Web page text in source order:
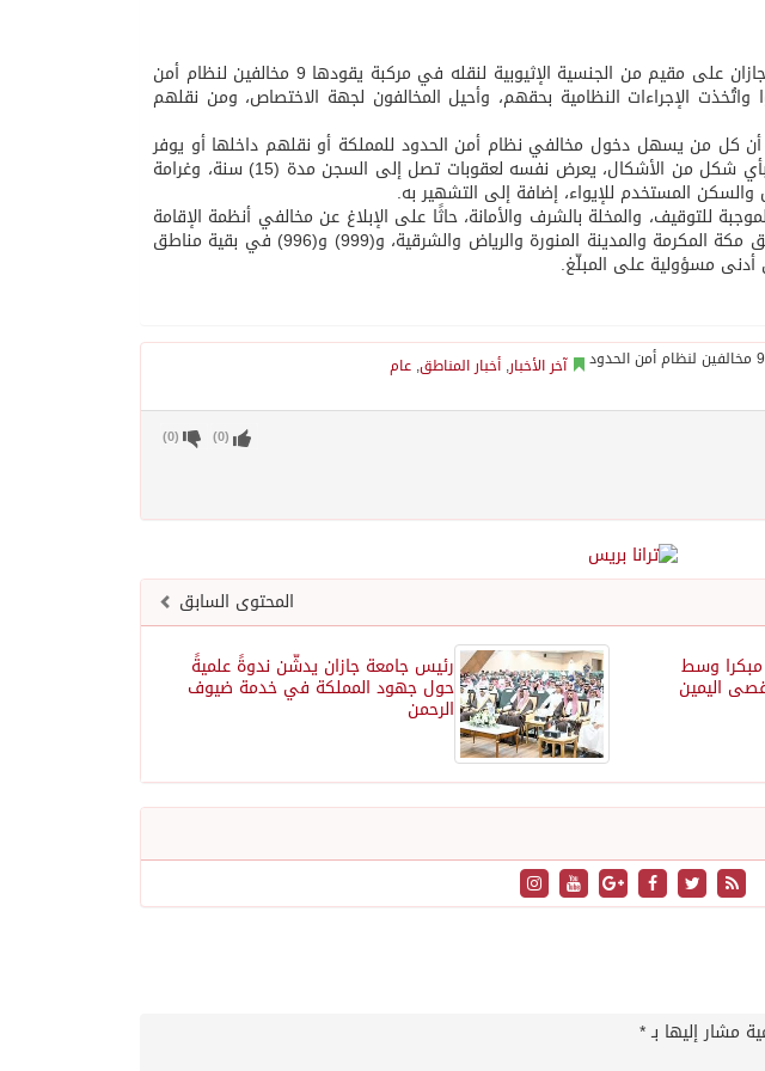
قبضت دوريات الإدارة العامة للمجاهدين بمنطقة جازان على مقيم من الجنسية الإثيوبية لنقله في مركبة يقودها 9 مخالفين لنظام أمن
واتُخذت الإجراءات النظامية بحقهم، وأحيل المخالفون لجهة الاختصاص، ومن نقلهم
أن كل من يسهل دخول مخالفي نظام أمن الحدود للمملكة أو نقلهم داخلها أو يوفر
لهم المأوى أو يقدم لهم أي مساعدة أو خدمة بأي شكل من الأشكال، يعرض نفسه لعقوبات تصل إلى السجن مدة (15) سنة، وغرامة
المستخدم للإيواء، إضافة إلى التشهير به.
للتوقيف، والمخلة بالشرف والأمانة، حاثًا على الإبلاغ عن مخالفي أنظمة الإقامة
والعمل وأمن الحدود على الرقم (911) في مناطق مكة المكرمة والمدينة المنورة والرياض والشرقية، و(999) و(996) في بقية مناطق
أدنى مسؤولية على المبلّغ.
آخر الأخبار, أخبار المناطق, عام
(
0
) (
0
)
المحتوى السابق
رئيس جامعة جازان يدشّن ندوةً علميةً
حول جهود المملكة في خدمة ضيوف
الرحمن
مبكرا وسط
اليمين
مشار إليها بـ*